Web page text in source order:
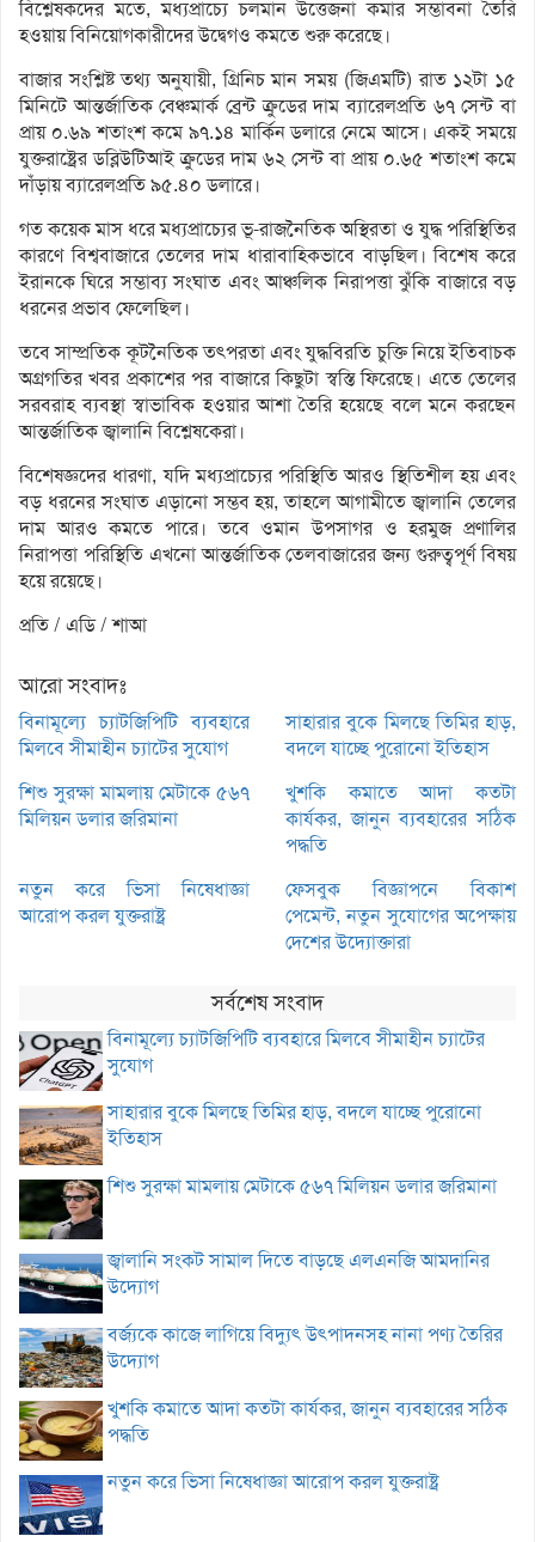
বিশ্লেষকদের মতে, মধ্যপ্রাচ্যে চলমান উত্তেজনা কমার সম্ভাবনা তৈরি
হওয়ায় বিনিয়োগকারীদের উদ্বেগও কমতে শুরু করেছে।
বাজার সংশ্লিষ্ট তথ্য অনুযায়ী, গ্রিনিচ মান সময় (জিএমটি) রাত ১২টা ১৫
মিনিটে আন্তর্জাতিক বেঞ্চমার্ক ব্রেন্ট ক্রুডের দাম ব্যারেলপ্রতি ৬৭ সেন্ট বা
প্রায় ০.৬৯ শতাংশ কমে ৯৭.১৪ মার্কিন ডলারে নেমে আসে। একই সময়ে
যুক্তরাষ্ট্রের ডব্লিউটিআই ক্রুডের দাম ৬২ সেন্ট বা প্রায় ০.৬৫ শতাংশ কমে
দাঁড়ায় ব্যারেলপ্রতি ৯৫.৪০ ডলারে।
গত কয়েক মাস ধরে মধ্যপ্রাচ্যের ভূ-রাজনৈতিক অস্থিরতা ও যুদ্ধ পরিস্থিতির
কারণে বিশ্ববাজারে তেলের দাম ধারাবাহিকভাবে বাড়ছিল। বিশেষ করে
ইরানকে ঘিরে সম্ভাব্য সংঘাত এবং আঞ্চলিক নিরাপত্তা ঝুঁকি বাজারে বড়
ধরনের প্রভাব ফেলেছিল।
তবে সাম্প্রতিক কূটনৈতিক তৎপরতা এবং যুদ্ধবিরতি চুক্তি নিয়ে ইতিবাচক
অগ্রগতির খবর প্রকাশের পর বাজারে কিছুটা স্বস্তি ফিরেছে। এতে তেলের
সরবরাহ ব্যবস্থা স্বাভাবিক হওয়ার আশা তৈরি হয়েছে বলে মনে করছেন
আন্তর্জাতিক জ্বালানি বিশ্লেষকেরা।
বিশেষজ্ঞদের ধারণা, যদি মধ্যপ্রাচ্যের পরিস্থিতি আরও স্থিতিশীল হয় এবং
বড় ধরনের সংঘাত এড়ানো সম্ভব হয়, তাহলে আগামীতে জ্বালানি তেলের
দাম আরও কমতে পারে। তবে ওমান উপসাগর ও হরমুজ প্রণালির
নিরাপত্তা পরিস্থিতি এখনো আন্তর্জাতিক তেলবাজারের জন্য গুরুত্বপূর্ণ বিষয়
হয়ে রয়েছে।
প্রতি / এডি / শাআ
আরো সংবাদঃ
বিনামূল্যে চ্যাটজিপিটি ব্যবহারে
মিলবে সীমাহীন চ্যাটের সুযোগ
সাহারার বুকে মিলছে তিমির হাড়,
বদলে যাচ্ছে পুরোনো ইতিহাস
শিশু সুরক্ষা মামলায় মেটাকে ৫৬৭
মিলিয়ন ডলার জরিমানা
খুশকি কমাতে আদা কতটা
কার্যকর, জানুন ব্যবহারের সঠিক
পদ্ধতি
নতুন করে ভিসা নিষেধাজ্ঞা
আরোপ করল যুক্তরাষ্ট্র
ফেসবুক বিজ্ঞাপনে বিকাশ
পেমেন্ট, নতুন সুযোগের অপেক্ষায়
দেশের উদ্যোক্তারা
সর্বশেষ সংবাদ
বিনামূল্যে চ্যাটজিপিটি ব্যবহারে মিলবে সীমাহীন চ্যাটের
সুযোগ
সাহারার বুকে মিলছে তিমির হাড়, বদলে যাচ্ছে পুরোনো
ইতিহাস
শিশু সুরক্ষা মামলায় মেটাকে ৫৬৭ মিলিয়ন ডলার জরিমানা
জ্বালানি সংকট সামাল দিতে বাড়ছে এলএনজি আমদানির
উদ্যোগ
বর্জ্যকে কাজে লাগিয়ে বিদ্যুৎ উৎপাদনসহ নানা পণ্য তৈরির
উদ্যোগ
খুশকি কমাতে আদা কতটা কার্যকর, জানুন ব্যবহারের সঠিক
পদ্ধতি
নতুন করে ভিসা নিষেধাজ্ঞা আরোপ করল যুক্তরাষ্ট্র